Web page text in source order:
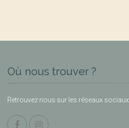
Où nous trouver ?
Retrouvez nous sur les réseaux sociaux.